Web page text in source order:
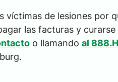
víctimas de lesiones por
las facturas y
o llamando al